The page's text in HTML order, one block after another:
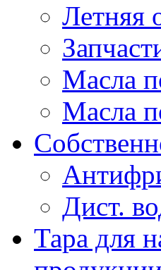
Летняя
Масла
Масла
Дист.
Тара для